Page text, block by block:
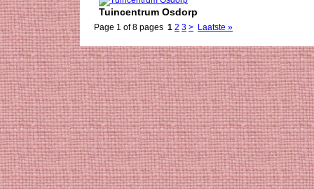
Tuincentrum Osdorp
Page 1 of 8 pages 1 2 3 > Laatste »